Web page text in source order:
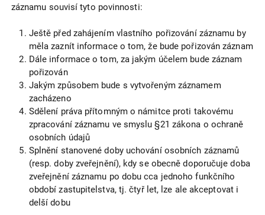
záznamu souvisí tyto povinnosti:
Ještě před zahájením vlastního pořizování záznamu by
měla zaznít informace o tom, že bude pořizován záznam
Dále informace o tom, za jakým účelem bude záznam
pořizován
Jakým způsobem bude s vytvořeným záznamem
zacházeno
Sdělení práva přítomným o námitce proti takovému
zpracování záznamu ve smyslu §21 zákona o ochraně
osobních údajů
Splnění stanovené doby uchování osobních záznamů
(resp. doby zveřejnění), kdy se obecně doporučuje doba
zveřejnění záznamu po dobu cca jednoho funkčního
období zastupitelstva, tj. čtyř let, lze ale akceptovat i
delší dobu